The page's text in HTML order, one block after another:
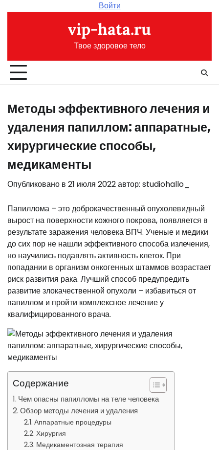
Войти
vip-hata.ru
Твое здоровое тело
Методы эффективного лечения и
удаления папиллом: аппаратные,
хирургические способы,
медикаменты
Опубликовано в 21 июля 2022автор: studiohallo_
Папиллома – это доброкачественный опухолевидный
вырост на поверхности кожного покрова, появляется в
результате заражения человека ВПЧ. Ученые и медики
до сих пор не нашли эффективного способа излечения,
но научились подавлять активность клеток. При
попадании в организм онкогенных штаммов возрастает
риск развития рака. Лучший способ предупредить
развитие злокачественной опухоли – избавиться от
папиллом и пройти комплексное лечение у
квалифицированного врача.
Содержание
Чем опасны папилломы на теле человека
Обзор методы лечения и удаления
Аппаратные процедуры
Хирургия
Медикаментозная терапия